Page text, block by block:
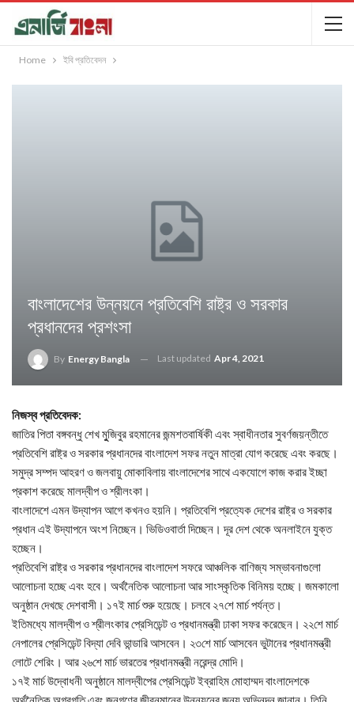
Home ইবি প্রতিবেদন
বাংলাদেশের উন্নয়নে প্রতিবেশি রাষ্ট্র ও সরকার
প্রধানদের প্রশংসা
By Energy Bangla Last updated Apr 4, 2021
নিজস্ব প্রতিবেদক:
জাতির পিতা বঙ্গবন্ধু শেখ মুুজিবুর রহমানের জন্মশতবার্ষিকী এবং স্বাধীনতার সুবর্ণজয়ন্তীতে
প্রতিবেশি রাষ্ট্র ও সরকার প্রধানদের বাংলাদেশ সফর নতুন মাত্রা যোগ করেছে এবং করছে।
সমুদ্র সম্পদ আহরণ ও জলবায়ু মোকাবিলায় বাংলাদেশের সাথে একযোগে কাজ করার ইচ্ছা
প্রকাশ করেছে মালদ্বীপ ও শ্রীলংকা।
বাংলাদেশে এমন উদ্যাপন আগে কখনও হয়নি। প্রতিবেশি প্রত্যেক দেশের রাষ্ট্র ও সরকার
প্রধান এই উদ্যাপনে অংশ নিচ্ছেন। ভিডিওবার্তা দিচ্ছেন। দূর দেশ থেকে অনলাইনে যুক্ত
হচ্ছেন।
প্রতিবেশি রাষ্ট্র ও সরকার প্রধানদের বাংলাদেশ সফরে আঞ্চলিক বাণিজ্য সম্ভাবনাগুলো
আলোচনা হচ্ছে এবং হবে। অর্থনৈতিক আলোচনা আর সাংস্কৃতিক বিনিময় হচ্ছে। জমকালো
অনুষ্ঠান দেখছে দেশবাসী। ১৭ই মার্চ শুরু হয়েছে। চলবে ২৭শে মার্চ পর্যন্ত।
ইতিমধ্যে মালদ্বীপ ও শ্রীলংকার প্রেসিডেন্ট ও প্রধানমন্ত্রী ঢাকা সফর করেছেন। ২২শে মার্চ
নেপালের প্রেসিডেন্ট বিদ্যা দেবি ভান্ডারি আসবেন। ২৩শে মার্চ আসবেন ভুটানের প্রধানমন্ত্রী
লোটে শেরিং। আর ২৬শে মার্চ ভারতের প্রধানমন্ত্রী নরেন্দ্র মোদি।
১৭ই মার্চ উদ্বোধনী অনুষ্ঠানে মালদ্বীপের প্রেসিডেন্ট ইব্রাহিম মোহাম্মদ বাংলাদেশকে